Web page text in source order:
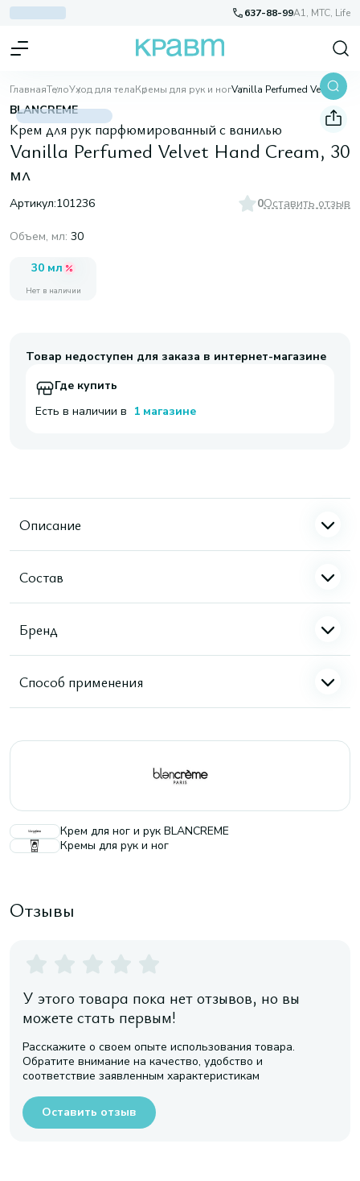
637-88-99A1, МТС, Life
ГлавнаяТелоУход для телаКремы для рук и ног Vanilla Perfumed Velvet Hand Cream, 30 мл
BLANCREME
Крем для рук парфюмированный с ванилью
Vanilla Perfumed Velvet Hand Cream, 30
мл
Артикул:101236 0Оставить отзыв
Объем, мл: 30
30 мл
Нет в наличии
Товар недоступен для заказа в интернет-магазине
Где купить
Есть в наличии в 1 магазине
Описание
Состав
Бренд
Способ применения
Крем для ног и рук BLANCREME
Кремы для рук и ног
Отзывы
У этого товара пока нет отзывов, но вы
можете стать первым!
Расскажите о своем опыте использования товара.
Обратите внимание на качество, удобство и
соответствие заявленным характеристикам
Оставить отзыв